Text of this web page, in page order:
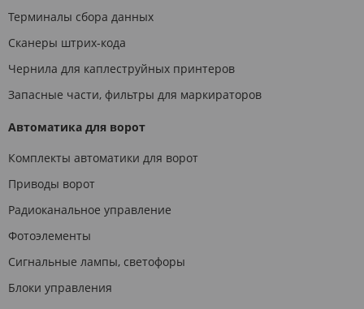
Терминалы сбора данных
Сканеры штрих-кода
Чернила для каплеструйных принтеров
Запасные части, фильтры для маркираторов
Автоматика для ворот
Комплекты автоматики для ворот
Приводы ворот
Радиоканальное управление
Фотоэлементы
Сигнальные лампы, светофоры
Блоки управления